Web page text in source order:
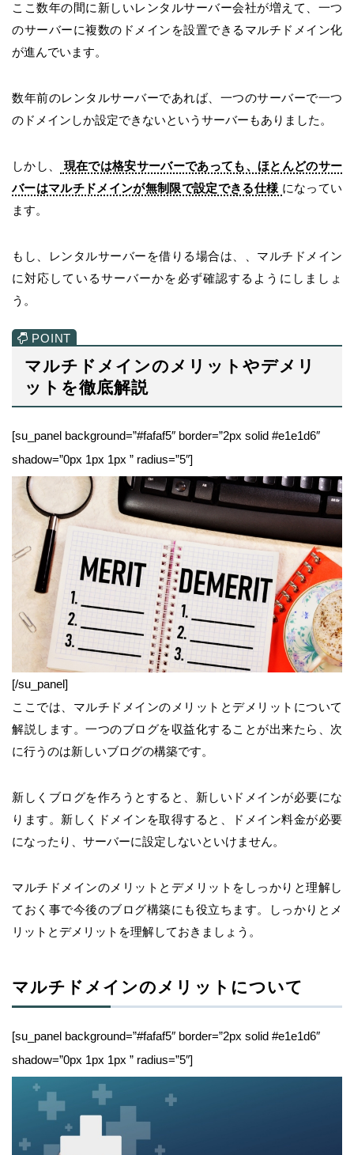
ここ数年の間に新しいレンタルサーバー会社が増えて、一つ
のサーバーに複数のドメインを設置できるマルチドメイン化
が進んでいます。
数年前のレンタルサーバーであれば、一つのサーバーで一つ
のドメインしか設定できないというサーバーもありました。
しかし、
現在では格安サーバーであっても、ほとんどのサー
バーはマルチドメインが無制限で設定できる仕様 になってい
ます。
もし、レンタルサーバーを借りる場合は、、マルチドメイン
に対応しているサーバーかを必ず確認するようにしましょ
う。
マルチドメインのメリットやデメリ
ットを徹底解説
[su_panel background=”#fafaf5″ border=”2px solid #e1e1d6″
shadow=”0px 1px 1px ” radius=”5″]
[/su_panel]
ここでは、マルチドメインのメリットとデメリットについて
解説します。一つのブログを収益化することが出来たら、次
に行うのは新しいブログの構築です。
新しくブログを作ろうとすると、新しいドメインが必要にな
ります。新しくドメインを取得すると、ドメイン料金が必要
になったり、サーバーに設定しないといけません。
マルチドメインのメリットとデメリットをしっかりと理解し
ておく事で今後のブログ構築にも役立ちます。しっかりとメ
リットとデメリットを理解しておきましょう。
マルチドメインのメリットについて
[su_panel background=”#fafaf5″ border=”2px solid #e1e1d6″
shadow=”0px 1px 1px ” radius=”5″]